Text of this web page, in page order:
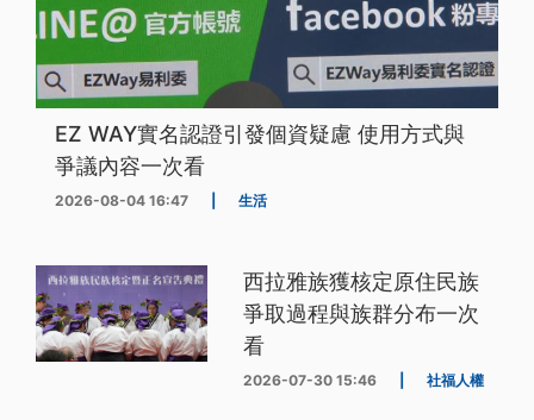
EZ WAY實名認證引發個資疑慮 使用方式與
爭議內容一次看
2026-08-04 16:47 生活
西拉雅族獲核定原住民族
爭取過程與族群分布一次
看
2026-07-30 15:46 社福人權